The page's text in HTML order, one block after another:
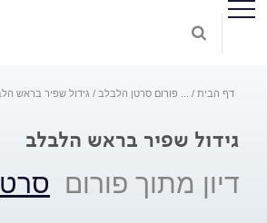
דף הבית פורום סרטן הלבלב גידול שפיר בראש
גידול שפיר בראש הלבלב
דיון מתוך פורום